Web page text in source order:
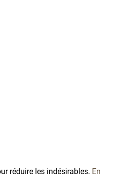
réduire les indésirables. En